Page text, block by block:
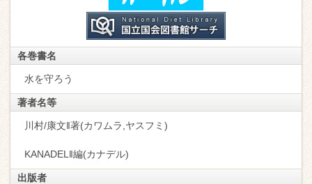
各巻書名
水を守ろう
著者名等
川村/康文‖著(カワムラ,ヤスフミ)
KANADEL‖編(カナデル)
出版者